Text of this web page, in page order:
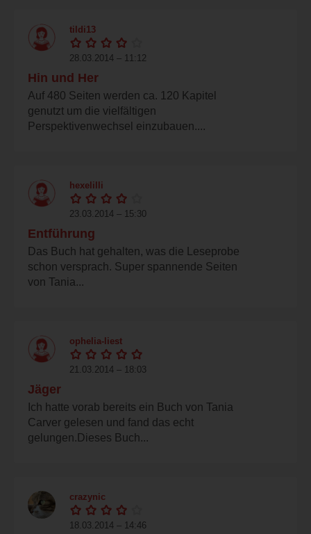
tildi13
28.03.2014 – 11:12
Hin und Her
Auf 480 Seiten werden ca. 120 Kapitel
genutzt um die vielfältigen
Perspektivenwechsel einzubauen....
hexelilli
23.03.2014 – 15:30
Entführung
Das Buch hat gehalten, was die Leseprobe
schon versprach. Super spannende Seiten
von Tania...
ophelia-liest
21.03.2014 – 18:03
Jäger
Ich hatte vorab bereits ein Buch von Tania
Carver gelesen und fand das echt
gelungen.Dieses Buch...
crazynic
18.03.2014 – 14:46